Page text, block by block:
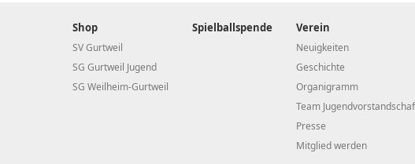
Shop
SV Gurtweil
SG Gurtweil Jugend
SG Weilheim-Gurtweil
Spielballspende Verein
Neuigkeiten
Geschichte
Organigramm
Team
Presse
Mitglied werden